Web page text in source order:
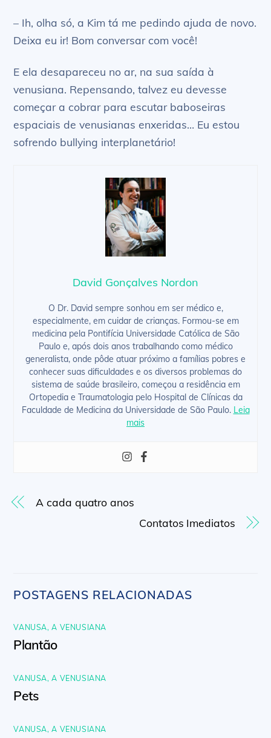
– Ih, olha só, a Kim tá me pedindo ajuda de novo.
Deixa eu ir! Bom conversar com você!
E ela desapareceu no ar, na sua saída à
venusiana. Repensando, talvez eu devesse
começar a cobrar para escutar baboseiras
espaciais de venusianas enxeridas… Eu estou
sofrendo bullying interplanetário!
David Gonçalves Nordon
O Dr. David sempre sonhou em ser médico e,
especialmente, em cuidar de crianças. Formou-se em
medicina pela Pontifícia Universidade Católica de São
Paulo e, após dois anos trabalhando como médico
generalista, onde pôde atuar próximo a famílias pobres e
conhecer suas dificuldades e os diversos problemas do
sistema de saúde brasileiro, começou a residência em
Ortopedia e Traumatologia pelo Hospital de Clínicas da
Faculdade de Medicina da Universidade de São Paulo. Leia
mais
A cada quatro anos
Contatos Imediatos
POSTAGENS RELACIONADAS
VANUSA, A VENUSIANA
Plantão
VANUSA, A VENUSIANA
Pets
VANUSA, A VENUSIANA